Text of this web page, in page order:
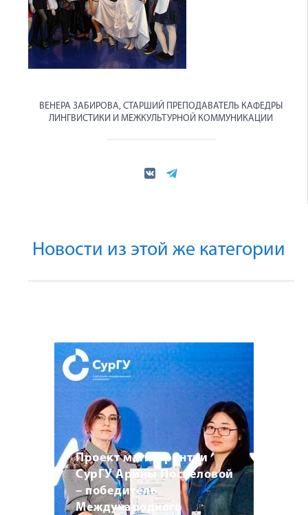
ВЕНЕРА ЗАБИРОВА, СТАРШИЙ ПРЕПОДАВАТЕЛЬ КАФЕДРЫ
ЛИНГВИСТИКИ И МЕЖКУЛЬТУРНОЙ КОММУНИКАЦИИ
Новости из этой же категории
Проект магистрантки
СурГУ Арины Поспеловой
– победитель
Международного